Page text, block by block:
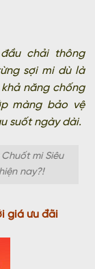
chải thông
sợi mi dù là
năng chống
màng bảo vệ
suốt ngày dài.
mi Siêu
nay?!
giá ưu đãi